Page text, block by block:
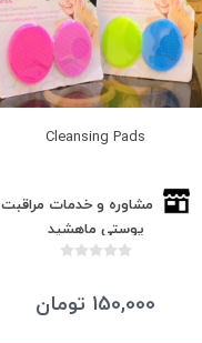
Cleansing Pads
مشاوره و خدمات مراقبت
پوستی ماهشید
150,000 تومان